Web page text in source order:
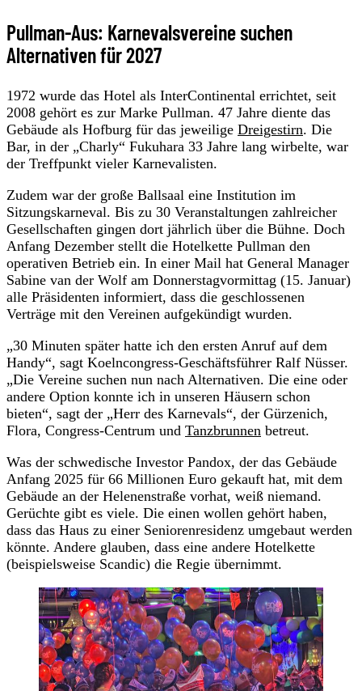
Pullman-Aus: Karnevalsvereine suchen
Alternativen für 2027
1972 wurde das Hotel als InterContinental errichtet, seit
2008 gehört es zur Marke Pullman. 47 Jahre diente das
Gebäude als Hofburg für das jeweilige Dreigestirn. Die
Bar, in der „Charly“ Fukuhara 33 Jahre lang wirbelte, war
der Treffpunkt vieler Karnevalisten.
Zudem war der große Ballsaal eine Institution im
Sitzungskarneval. Bis zu 30 Veranstaltungen zahlreicher
Gesellschaften gingen dort jährlich über die Bühne. Doch
Anfang Dezember stellt die Hotelkette Pullman den
operativen Betrieb ein. In einer Mail hat General Manager
Sabine van der Wolf am Donnerstagvormittag (15. Januar)
alle Präsidenten informiert, dass die geschlossenen
Verträge mit den Vereinen aufgekündigt wurden.
„30 Minuten später hatte ich den ersten Anruf auf dem
Handy“, sagt Koelncongress-Geschäftsführer Ralf Nüsser.
„Die Vereine suchen nun nach Alternativen. Die eine oder
andere Option konnte ich in unseren Häusern schon
bieten“, sagt der „Herr des Karnevals“, der Gürzenich,
Flora, Congress-Centrum und Tanzbrunnen betreut.
Was der schwedische Investor Pandox, der das Gebäude
Anfang 2025 für 66 Millionen Euro gekauft hat, mit dem
Gebäude an der Helenenstraße vorhat, weiß niemand.
Gerüchte gibt es viele. Die einen wollen gehört haben,
dass das Haus zu einer Seniorenresidenz umgebaut werden
könnte. Andere glauben, dass eine andere Hotelkette
(beispielsweise Scandic) die Regie übernimmt.